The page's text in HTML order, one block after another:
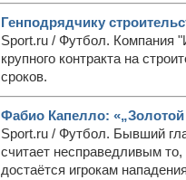
Генподрядчику
Sport.ru / Футбол. Компания
крупного контракта на
сроков.
Фабио Капелло: «„Золотой
Sport.ru / Футбол. Бывший
считает несправедливым то,
достаётся игрокам